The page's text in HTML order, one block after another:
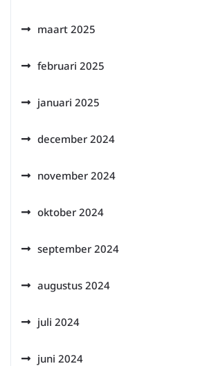
maart 2025
februari 2025
januari 2025
december 2024
november 2024
oktober 2024
september 2024
augustus 2024
juli 2024
juni 2024